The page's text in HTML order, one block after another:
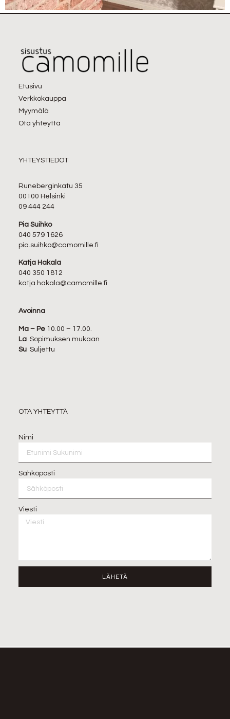
Etusivu
Verkkokauppa
Myymälä
Ota yhteyttä
YHTEYSTIEDOT
Runeberginkatu 35
00100 Helsinki
09 444 244
Pia Suihko
040 579 1626
pia.suihko@camomille.fi
Katja Hakala
040 350 1812
katja.hakala@camomille.fi
Avoinna
Ma – Pe10.00 – 17.00.
LaSopimuksen mukaan
SuSuljettu
OTA YHTEYTTÄ
Nimi
Sähköposti
Viesti
LÄHETÄ